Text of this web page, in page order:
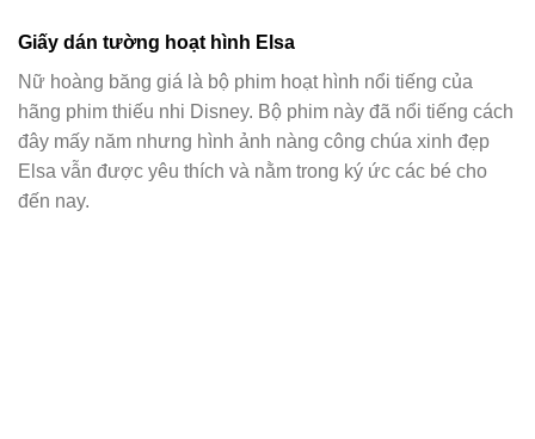
Giấy dán tường hoạt hình Elsa
Nữ hoàng băng giá là bộ phim hoạt hình nổi tiếng của
hãng phim thiếu nhi Disney. Bộ phim này đã nổi tiếng cách
đây mấy năm nhưng hình ảnh nàng công chúa xinh đẹp
Elsa vẫn được yêu thích và nằm trong ký ức các bé cho
đến nay.